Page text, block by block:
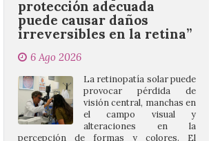
6 Ago 2026
La retinopatía solar puede
el campo visual y
alteraciones en la
percepción de formas y colores. El
especialista en Oftalmología del Hospital
San Juan de Dios de León, Dr. Mahave
Ruiz, advierte de […]